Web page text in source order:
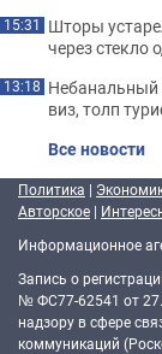
15:31 Шторы
через стекло
13:18 Небанальный
виз, толп
Все новости
Политика |
Авторское |
Информационное
Запись о
№ ФС77-62541 от
надзору в сфере
коммуникаций